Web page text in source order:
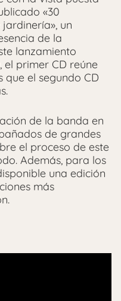
«30
un
de la
lanzamiento
el primer CD reúne
que el segundo CD
de la banda en
de grandes
el proceso de este
Además, para los
una edición
más